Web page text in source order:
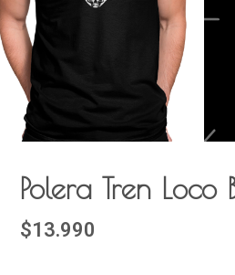
Polera Tren Loco
$13.990